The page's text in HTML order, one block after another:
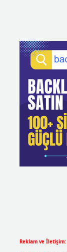
Reklam ve İletişim: